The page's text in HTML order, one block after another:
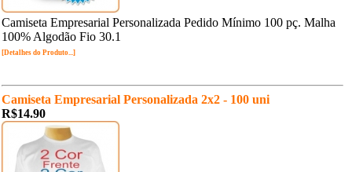
Camiseta Empresarial Personalizada Pedido Mínimo 100 pç. Malha
100% Algodão Fio 30.1
[Detalhes do Produto...]
Camiseta Empresarial Personalizada 2x2 - 100 uni
R$14.90